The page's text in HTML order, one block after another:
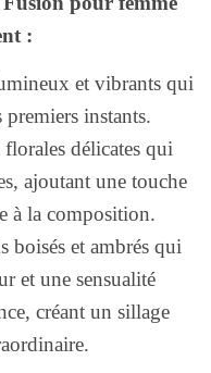
:
et vibrants qui
premiers instants.
délicates qui
ajoutant une touche
à la composition.
boisés et ambrés qui
et une sensualité
créant un sillage